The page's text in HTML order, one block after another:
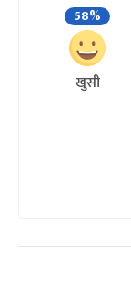
58%
खुसी